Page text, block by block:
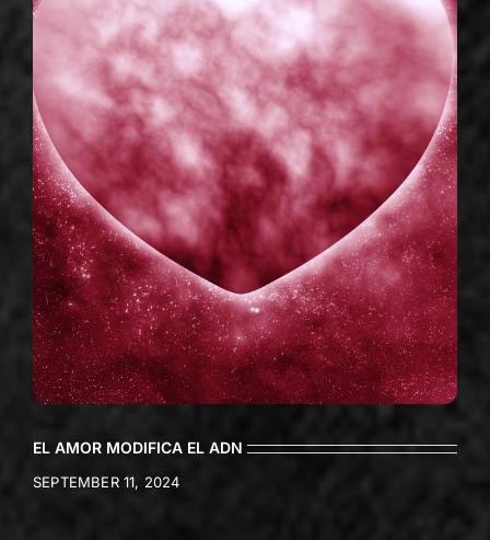
EL AMOR MODIFICA EL ADN
SEPTEMBER 11, 2024